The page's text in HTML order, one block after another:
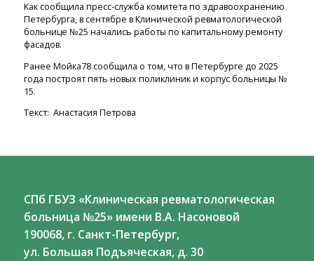
Как сообщила пресс-служба комитета по здравоохранению
Петербурга, в сентябре в Клинической ревматологической
больнице №25 начались работы по капитальному ремонту
фасадов.
Ранее Мойка78 сообщила о том, что в Петербурге до 2025
года построят пять новых поликлиник и корпус больницы №
15.
Текст: Анастасия Петрова
СПб ГБУЗ «Клиническая ревматологическая
больница №25» имени В.А. Насоновой
190068, г. Санкт-Петербург,
ул. Большая Подъяческая, д. 30